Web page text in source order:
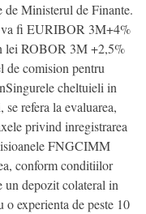
de Ministerul de Finante.
va fi EURIBOR 3M+4%
lei ROBOR 3M +2,5%
de comision pentru
cheltuieli in
refera la evaluarea,
privind inregistrarea
FNGCIMM
conform conditiilor
depozit colateral in
experienta de peste 10